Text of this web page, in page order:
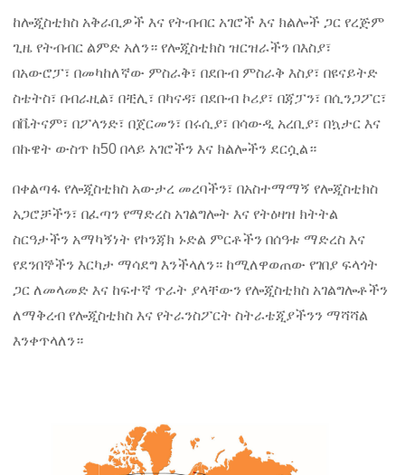
ከሎጂስቲክስ አቅራቢዎች እና የትብብር አገሮች እና ክልሎች ጋር የረጅም
ጊዜ የትብብር ልምድ አለን። የሎጂስቲክስ ዝርዝራችን በእስያ፣
በአውሮፓ፣ በመካከለኛው ምስራቅ፣ በደቡብ ምስራቅ እስያ፣ በዩናይትድ
ስቴትስ፣ በብራዚል፣ በቺሊ፣ በካናዳ፣ በደቡብ ኮሪያ፣ በጃፓን፣ በሲንጋፖር፣
በቬትናም፣ በፖላንድ፣ በጀርመን፣ በሩሲያ፣ በሳውዲ አረቢያ፣ በኳታር እና
በኩዌት ውስጥ ከ50 በላይ አገሮችን እና ክልሎችን ደርሷል።
በቀልጣፋ የሎጂስቲክስ አውታረ መረባችን፣ በአስተማማኝ የሎጂስቲክስ
አጋሮቻችን፣ በፈጣን የማድረስ አገልግሎት እና የትዕዛዝ ክትትል
ስርዓታችን አማካኝነት የኮንጃክ ኑድል ምርቶችን በሰዓቱ ማድረስ እና
የደንበኞችን እርካታ ማሳደግ እንችላለን። ከሚለዋወጠው የገበያ ፍላጎት
ጋር ለመላመድ እና ከፍተኛ ጥራት ያላቸውን የሎጂስቲክስ አገልግሎቶችን
ለማቅረብ የሎጂስቲክስ እና የትራንስፖርት ስትራቴጂያችንን ማሻሻል
እንቀጥላለን።